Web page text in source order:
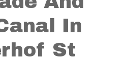
In
St